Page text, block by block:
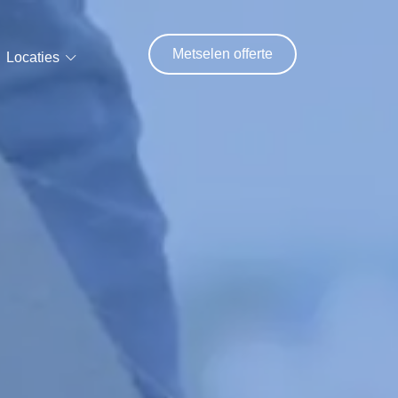
Locaties Metselen offerte